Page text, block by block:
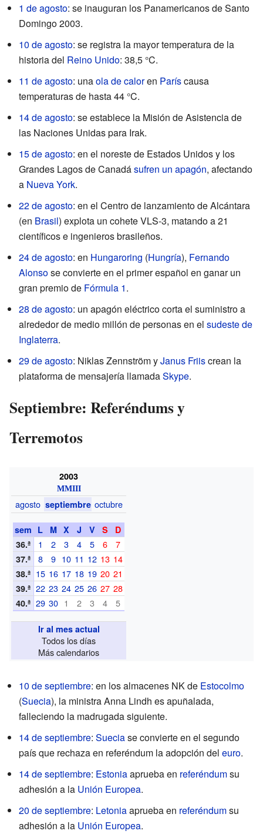
1 de agosto: se inauguran los Panamericanos de Santo
Domingo 2003.
10 de agosto: se registra la mayor temperatura de la
historia del Reino Unido: 38,5 °C.
11 de agosto: unaola de caloren Paríscausa
temperaturas de hasta 44 °C.
14 de agosto: se establece la Misión de Asistencia de
las Naciones Unidas para Irak.
15 de agosto: en el noreste de Estados Unidos y los
Grandes Lagos de Canadásufren un apagón, afectando
a Nueva York.
22 de agosto: en el Centro de lanzamiento de Alcántara
(en Brasil) explota un cohete VLS-3, matando a 21
científicos e ingenieros brasileños.
24 de agosto: en Hungaroring (Hungría), Fernando
Alonsose convierte en el primer español en ganar un
gran premio de Fórmula 1.
28 de agosto: un apagón eléctrico corta el suministro a
alrededor de medio millón de personas en el sudeste de
Inglaterra.
29 de agosto: Niklas Zennström yJanus Friiscrean la
plataforma de mensajería llamadaSkype.
Septiembre: Referéndums y
Terremotos
2003
MMIII
agosto septiembre octubre
sem L M X J V S
D
36.ª
1 2 3 4 5 6 7
37.ª 8 9 10 11 12 13 14
38.ª 15 16 17 18 19 20 21
39.ª 22 23 24 25 26 27 28
40.ª 29 30 1 2 3 4 5
Ir al mes actual
Todos los días
Más calendarios
10 de septiembre: en los almacenes NK de Estocolmo
(Suecia), la ministra Anna Lindh es apuñalada,
falleciendo la madrugada siguiente.
14 de septiembre: Sueciase convierte en el segundo
país que rechaza en referéndum la adopción del euro.
14 de septiembre: Estoniaaprueba en referéndumsu
adhesión a la Unión Europea.
20 de septiembre: Letoniaaprueba en referéndumsu
adhesión a la Unión Europea.